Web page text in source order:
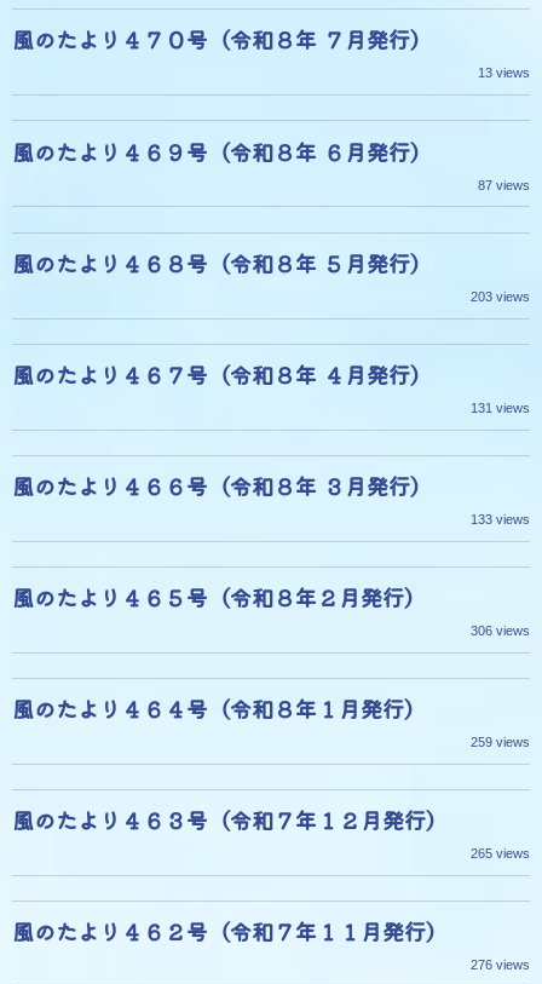
風のたより４７０号（令和８年 ７月発行）
13 views
風のたより４６９号（令和８年 ６月発行）
87 views
風のたより４６８号（令和８年 ５月発行）
203 views
風のたより４６７号（令和８年 ４月発行）
131 views
風のたより４６６号（令和８年 ３月発行）
133 views
風のたより４６５号（令和８年２月発行）
306 views
風のたより４６４号（令和８年１月発行）
259 views
風のたより４６３号（令和７年１２月発行）
265 views
風のたより４６２号（令和７年１１月発行）
276 views